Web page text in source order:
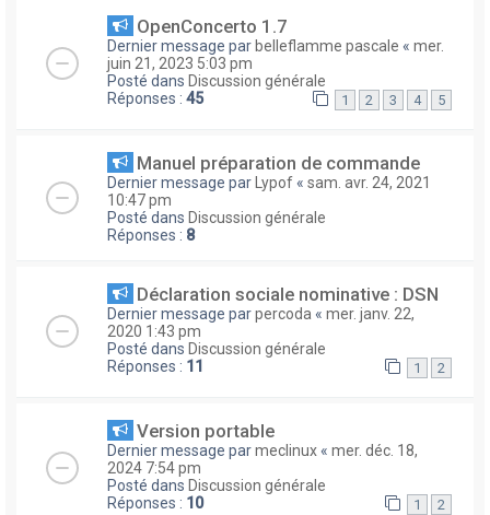
OpenConcerto 1.7
Dernier message par belleflamme pascale « mer.
juin 21, 2023 5:03 pm
Posté dans Discussion générale
Réponses : 45 1 2 3 4 5
Manuel préparation de commande
Dernier message par Lypof « sam. avr. 24, 2021
10:47 pm
Posté dans Discussion générale
Réponses : 8
Déclaration sociale nominative : DSN
Dernier message parpercoda « mer. janv. 22,
2020 1:43 pm
Posté dans Discussion générale
Réponses : 11 1 2
Version portable
Dernier message parmeclinux « mer. déc. 18,
2024 7:54 pm
Posté dans Discussion générale
Réponses : 10 1 2